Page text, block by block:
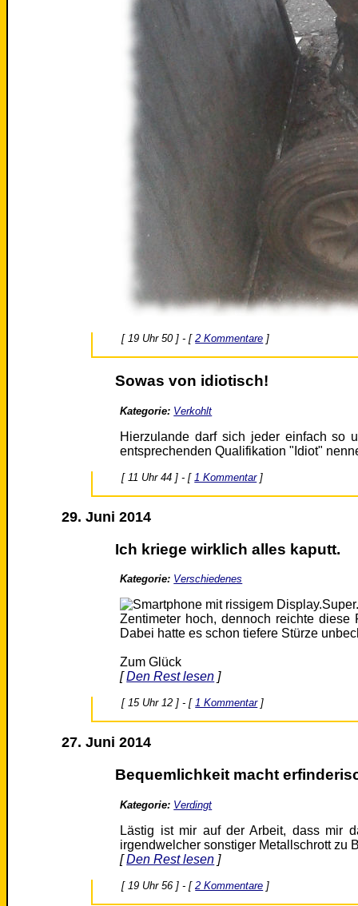
[ 19 Uhr 50 ] - [2 Kommentare ]
Sowas von idiotisch!
Kategorie: Verkohlt
Hierzulande darf sich jeder einfach so
entsprechenden Qualifikation "Idiot"
[ 11 Uhr 44 ] - [ 1 Kommentar]
29. Juni 2014
Ich kriege wirklich alles kaputt.
Kategorie: Verschiedenes
Zentimeter hoch, dennoch reichte
Dabei hatte es schon tiefere Stürze
Zum Glück
[Den Rest lesen ]
[ 15 Uhr 12 ] - [1 Kommentar]
27. Juni 2014
Bequemlichkeit macht
Kategorie: Verdingt
Lästig ist mir auf der Arbeit, dass mir
irgendwelcher sonstiger Metallschrott zu
[Den Rest lesen ]
[ 19 Uhr 56 ] - [2 Kommentare ]